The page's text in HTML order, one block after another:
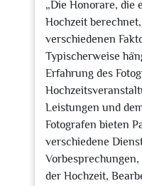
„Die Honorare, die
Hochzeit
verschiedenen
Typischerweise
Erfahrung des
Leistungen und
Fotografen bieten
verschiedene
der Hochzeit,